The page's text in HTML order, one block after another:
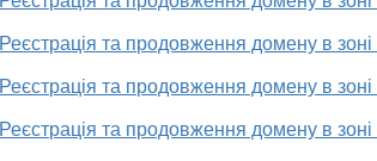
Реєстрація та продовження домену в зоні
Реєстрація та продовження домену в зоні
Реєстрація та продовження домену в зоні